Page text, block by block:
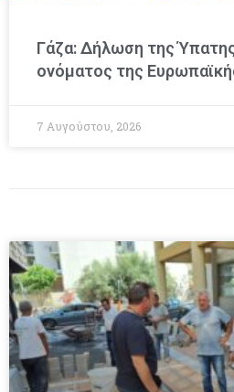
Γάζα: Δήλωση της
ονόματος της
7 Αυγούστου, 2026